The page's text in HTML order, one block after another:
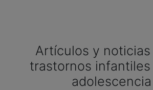
Artículos y noticias
trastornos infantiles
adolescencia